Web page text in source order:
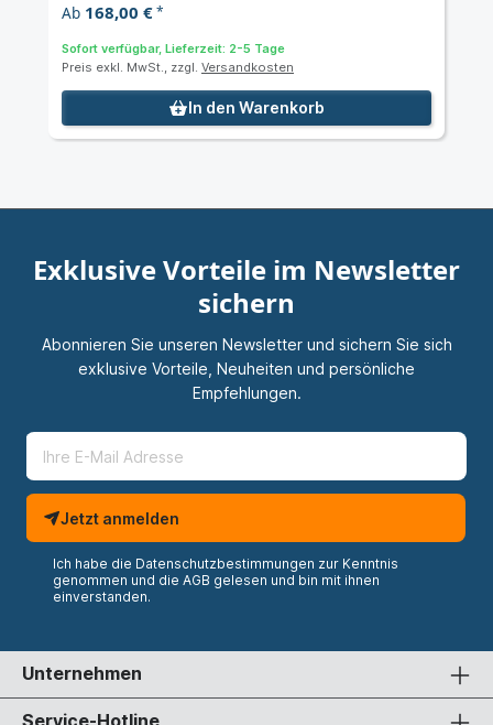
Ab 168,00 €*
Sofort verfügbar, Lieferzeit: 2-5 Tage
Preis exkl. MwSt., zzgl. Versandkosten
In den Warenkorb
Exklusive Vorteile im Newsletter
sichern
Abonnieren Sie unseren Newsletter und sichern Sie sich
exklusive Vorteile, Neuheiten und persönliche
Empfehlungen.
Jetzt anmelden
Ich habe die Datenschutzbestimmungen zur Kenntnis
genommen und die AGB gelesen und bin mit ihnen
einverstanden.
Unternehmen
Service-Hotline